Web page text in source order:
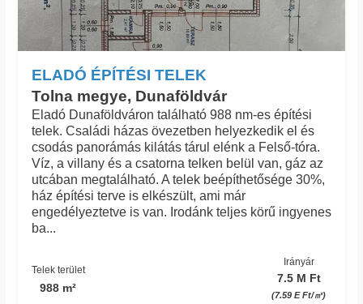
ELADÓ ÉPÍTÉSI TELEK
Tolna megye, Dunaföldvár
Eladó Dunaföldváron található 988 nm-es építési
telek. Családi házas övezetben helyezkedik el és
csodás panorámás kilátás tárul elénk a Felső-tóra.
Víz, a villany és a csatorna telken belül van, gáz az
utcában megtalálható. A telek beépíthetősége 30%,
ház építési terve is elkészült, ami már
engedélyeztetve is van. Irodánk teljes körű ingyenes
ba...
Telek terület
988 m²
Irányár
7.5 M Ft
(7.59 E Ft/㎡)